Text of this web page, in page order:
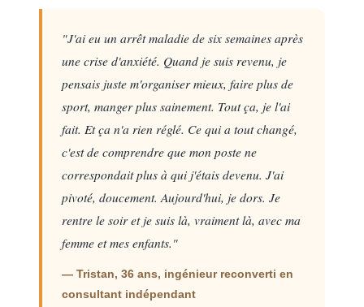
"J'ai eu un arrêt maladie de six semaines après
une crise d'anxiété. Quand je suis revenu, je
pensais juste m'organiser mieux, faire plus de
sport, manger plus sainement. Tout ça, je l'ai
fait. Et ça n'a rien réglé. Ce qui a tout changé,
c'est de comprendre que mon poste ne
correspondait plus à qui j'étais devenu. J'ai
pivoté, doucement. Aujourd'hui, je dors. Je
rentre le soir et je suis là, vraiment là, avec ma
femme et mes enfants."
— Tristan, 36 ans, ingénieur reconverti en
consultant indépendant